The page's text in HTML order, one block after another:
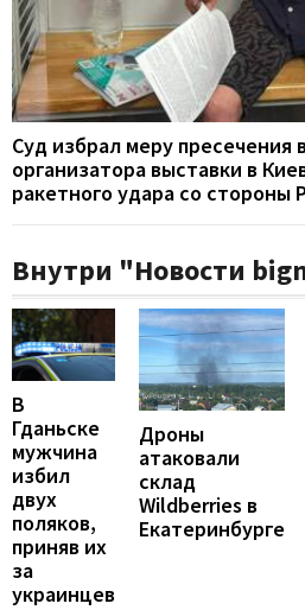
Суд избрал меру пресечения
организатора выставки в
ракетного удара со стороны
Внутри "Новости
В
Гданьске
мужчина
избил
двух
поляков,
приняв их
за
украинцев
Дроны
атаковали
склад
Wildberries в
Екатеринбурге